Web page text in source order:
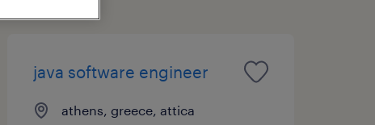
java software engineer
athens, greece, attica